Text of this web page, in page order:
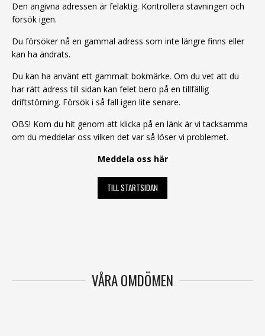
Den angivna adressen är felaktig. Kontrollera stavningen och
försök igen.
Du försöker nå en gammal adress som inte längre finns eller
kan ha ändrats.
Du kan ha använt ett gammalt bokmärke. Om du vet att du
har rätt adress till sidan kan felet bero på en tillfällig
driftstörning. Försök i så fall igen lite senare.
OBS! Kom du hit genom att klicka på en länk är vi tacksamma
om du meddelar oss vilken det var så löser vi problemet.
Meddela oss här
TILL STARTSIDAN
VÅRA OMDÖMEN